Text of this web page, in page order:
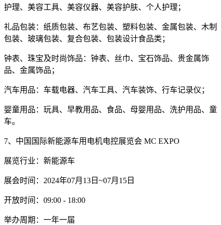
护理、美容工具、美容仪器、美容护肤、个人护理；
礼品包装：纸质包装、布艺包装、塑料包装、金属包装、木制
包装、玻璃包装、复合包装、包装设计食品类；
钟表、珠宝及时尚饰品：钟表、丝巾、宝石饰品、贵金属饰
品、金属饰品；
汽车用品：车载电器、汽车工具、汽车装饰、行车记录仪；
婴童用品：玩具、早教用品、食品、母婴用品、洗护用品、童
车。
7、中国国际新能源车用电机电控展览会 MC EXPO
展览行业：新能源车
展会时间：2024年07月13日~07月15日
开放时间：09:00 - 18:00
举办周期：一年一届